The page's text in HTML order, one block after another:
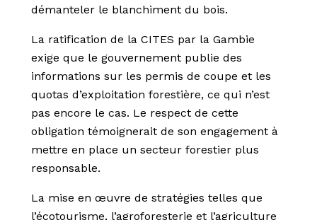
démanteler le blanchiment du bois.
La ratification de la CITES par la Gambie
exige que le gouvernement publie des
informations sur les permis de coupe et les
quotas d’exploitation forestière, ce qui n’est
pas encore le cas. Le respect de cette
obligation témoignerait de son engagement à
mettre en place un secteur forestier plus
responsable.
La mise en œuvre de stratégies telles que
l’écotourisme, l’agroforesterie et l’agriculture